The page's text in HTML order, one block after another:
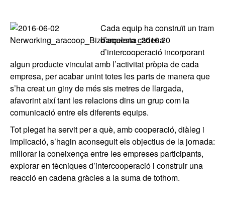
Cada equip ha construït un tram
d’aquesta cadena
d’intercooperació incorporant
algun producte vinculat amb l’activitat pròpia de cada
empresa, per acabar unint totes les parts de manera que
s’ha creat un giny de més sis metres de llargada,
afavorint així tant les relacions dins un grup com la
comunicació entre els diferents equips.
Tot plegat ha servit per a què, amb cooperació, diàleg i
implicació, s’hagin aconseguit els objectius de la jornada:
millorar la coneixença entre les empreses participants,
explorar en tècniques d’intercooperació i construir una
reacció en cadena gràcies a la suma de tothom.